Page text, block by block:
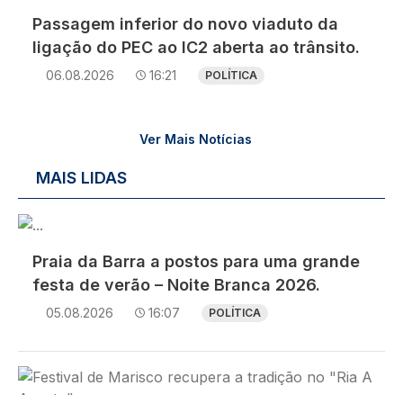
Passagem inferior do novo viaduto da
ligação do PEC ao IC2 aberta ao trânsito.
06.08.2026 16:21 POLÍTICA
Ver Mais Notícias
MAIS LIDAS
Imagem
Praia da Barra a postos para uma grande
festa de verão – Noite Branca 2026.
05.08.2026 16:07 POLÍTICA
Imagem